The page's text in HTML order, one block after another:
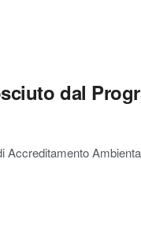
dal
Accreditamento